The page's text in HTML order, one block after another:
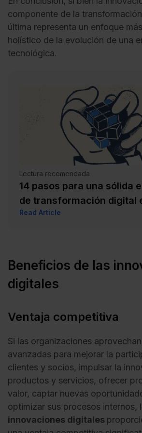
componente de la
última representa un enfoque
holístico de la evolución de una
tecnológica.
Lectura recomendada
14 pasos para una sólida
de transformación digital
Read Article
Beneficios de las
digitales
Ventaja competitiva
Si las organizaciones
avanzadas para mejorar la
clientes y socios, impulsar la
productos y servicios, ofrecer
valor, captar nuevas
optimizar sus procesos internos,
innovaciones digitales